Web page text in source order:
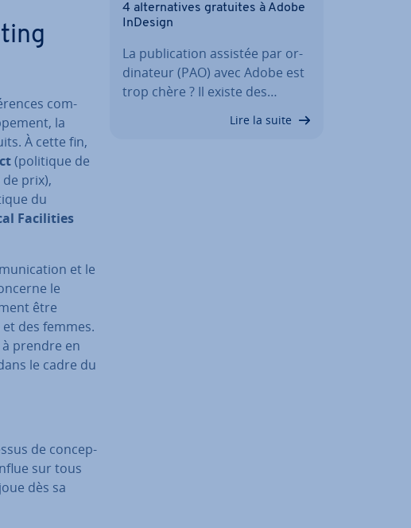
com­
la
À cette fin,
(politique de
prix),
du
Fa­ci­li­ties
et le
le
être
des femmes.
prendre en
le cadre du
de con­cep­
sur tous
dès sa
4 al­ter­na­tives gratuites à Adobe
InDesign
La pu­bli­ca­tion assistée par or­
di­na­teur (PAO) avec Adobe est
trop chère ? Il existe des…
Lire la suite